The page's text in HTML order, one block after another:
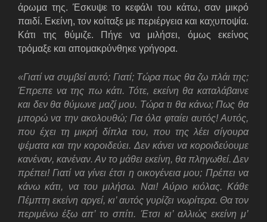
άρωμα της. Έσκυψε το κεφάλι του κάτω, σαν μικρό
παιδί. Εκείνη, τον κοίταξε με περιέργεια και καχυποψία.
Κάτι της θύμιζε. Πήγε να μιλήσει, όμως εκείνος
τρόμαξε και απομακρύνθηκε γρήγορα.
«Γιατί να συμβεί αυτό; Γιατί; Τώρα πως θα ζω πλάι της;
Έπρεπε να της πω κάτι. Τότε, εκείνη θα καταλάβαινε
και δεν θα θύμωνε μαζί μου. Τώρα τι θα κάνω; Πως θα
μπορώ να την ακολουθώ; Για όλα φταίει αυτός! Αυτός,
που έχει τη μικρή δίπλα του, που της λέει σίγουρα
ψέματα και την κοροιδεύει. Δεν κάνει να κοροιδεύουμε
κανέναν, κανέναν. Αν το μάθει εκείνη, θα πληγωθεί. Δεν
πρέπει! Γιατί να γίνει έτσι η οικογένεια μου; Πρέπει να
κάνω κάτι, να του μιλήσω. Ναι! Αύριο κιόλας. Κάθε
Πέμπτη εκείνη αργεί, κι’ αυτός γυρίζει νωρίτερα. Θα τον
περιμένω έξω απ’ το σπίτι. Έτσι κι’ αλλιώς εκείνη μ’